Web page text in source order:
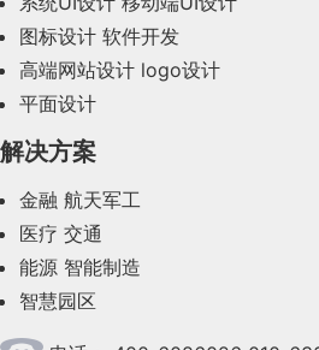
2023年10月(14)
2023年8月(88)
2023年7月(62)
2023年6月(58)
2023年5月(28)
2023年4月(47)
图标设计 软件开发
高端网站设计 logo设计
平面设计
解决方案
金融 航天军工
医疗 交通
能源 智能制造
智慧园区